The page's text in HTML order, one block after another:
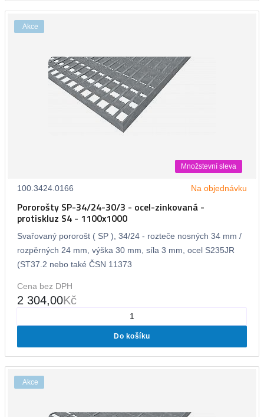
Akce
Množstevní sleva
100.3424.0166 Na objednávku
Pororošty SP-34/24-30/3 - ocel-zinkovaná -
protiskluz S4 - 1100x1000
Svařovaný pororošt ( SP ), 34/24 - rozteče nosných 34 mm /
rozpěrných 24 mm, výška 30 mm, síla 3 mm, ocel S235JR
(ST37.2 nebo také ČSN 11373
Cena bez DPH
2 304,00Kč
Do košíku
Akce